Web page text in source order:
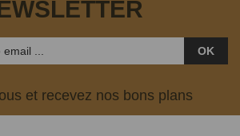
OK
et recevez nos bons plans